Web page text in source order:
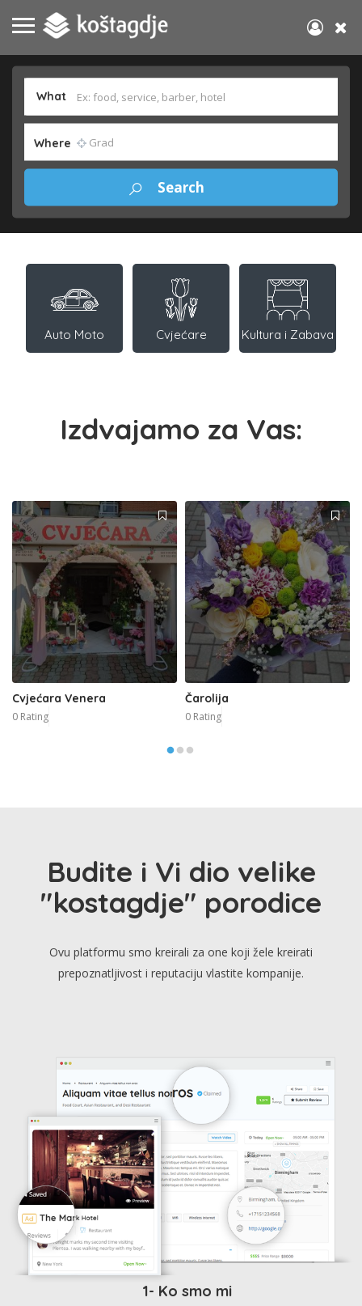
What
Where
Auto Moto Cvjećare Kultura i Zabava
Izdvajamo za Vas:
Cvjećara Venera
0 Rating
Čarolija
0 Rating
Budite i Vi dio velike
"kostagdje" porodice
Ovu platformu smo kreirali za one koji žele kreirati
prepoznatljivost i reputaciju vlastite kompanije.
1- Ko smo mi